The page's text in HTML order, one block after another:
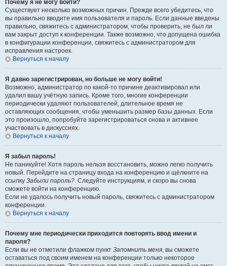
Почему я не могу войти?
Существует несколько возможных причин. Прежде всего убедитесь, что
вы правильно вводите имя пользователя и пароль. Если данные введены
правильно, свяжитесь с администратором, чтобы проверить, не был ли
вам закрыт доступ к конференции. Также возможно, что допущена ошибка
в конфигурации конференции, свяжитесь с администратором для
исправления настроек.
Вернуться к началу
Я давно зарегистрирован, но больше не могу войти!
Возможно, администратор по какой-то причине деактивировал или
удалил вашу учётную запись. Кроме того, многие конференции
периодически удаляют пользователей, длительное время не
оставляющих сообщения, чтобы уменьшить размер базы данных. Если
это произошло, попробуйте зарегистрироваться снова и активнее
участвовать в дискуссиях.
Вернуться к началу
Я забыл пароль!
Не паникуйте! Хотя пароль нельзя восстановить, можно легко получить
новый. Перейдите на страницу входа на конференцию и щёлкните на
ссылку Забыли пароль?. Следуйте инструкциям, и скоро вы снова
сможете войти на конференцию.
Если не удалось получить новый пароль, свяжитесь с администратором
конференции.
Вернуться к началу
Почему мне периодически приходится повторять ввод имени и
пароля?
Если вы не отметили флажком пункт Запомнить меня, вы сможете
оставаться под своим именем на конференции только некоторое